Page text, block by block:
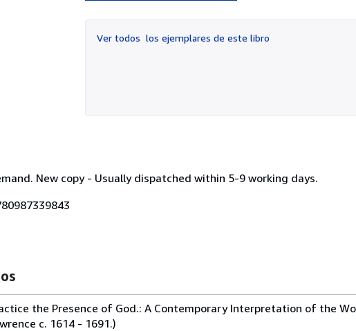
Ver todos los ejemplares de este libro
New copy - Usually dispatched within 5-9 working days.
the Presence of God.: A Contemporary Interpretation of the
c. 1614 - 1691.)